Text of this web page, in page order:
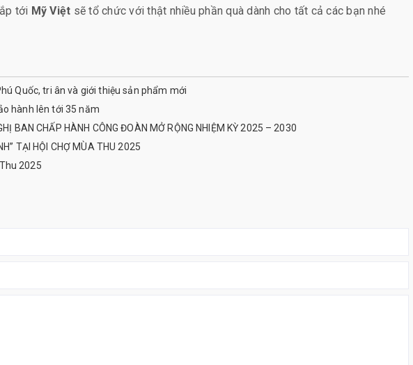
tới Mỹ Việt sẽ tổ chức với thật nhiều phần quà dành cho tất cả các bạn nhé
Quốc, tri ân và giới thiệu sản phẩm mới
hành lên tới 35 năm
BAN CHẤP HÀNH CÔNG ĐOÀN MỞ RỘNG NHIỆM KỲ 2025 – 2030
TẠI HỘI CHỢ MÙA THU 2025
2025